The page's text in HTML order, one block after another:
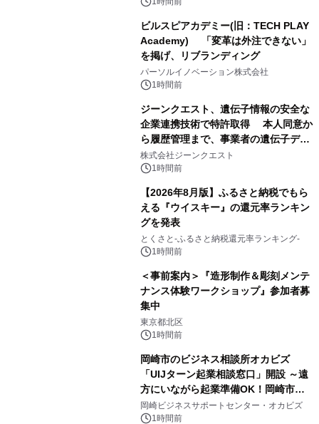
ビルスピアカデミー(旧：TECH PLAY
Academy) 「変革は外注できない」
を掲げ、リブランディング
パーソルイノベーション株式会社
1時間前
ジーンクエスト、遺伝子情報の安全な
企業連携技術で特許取得 本人同意か
ら履歴管理まで、事業者の遺伝子デー
タ活用を支援
株式会社ジーンクエスト
1時間前
【2026年8月版】ふるさと納税でもら
える『ウイスキー』の還元率ランキン
グを発表
とくさと-ふるさと納税還元率ランキング-
1時間前
＜事前案内＞『造形制作＆彫刻メンテ
ナンス体験ワークショップ』参加者募
集中
東京都北区
1時間前
岡崎市のビジネス相談所オカビズ
「UIJターン起業相談窓口」開設 ～遠
方にいながら起業準備OK！岡崎市を
挑戦者があつまるまちに～
岡崎ビジネスサポートセンター・オカビズ
1時間前